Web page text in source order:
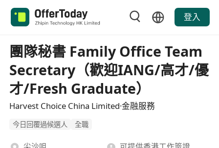
登入
團隊秘書 Family Office Team
Secretary（歡迎IANG/高才/優
才/Fresh Graduate）
Harvest Choice China Limited·金融服務
今日回覆過候選人 全職